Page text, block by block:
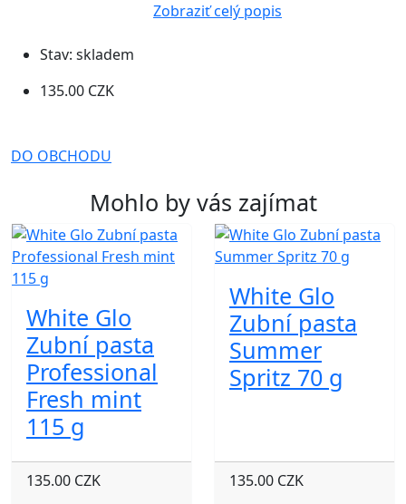
Zobraziť celý popis
Stav: skladem
135.00 CZK
DO OBCHODU
Mohlo by vás zajímat
White Glo
Zubní pasta
Professional
Fresh mint
115 g
135.00 CZK
White Glo
Zubní pasta
Summer
Spritz 70 g
135.00 CZK